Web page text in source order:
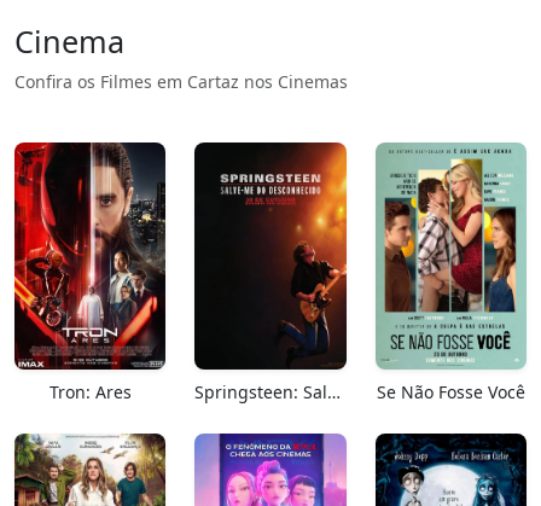
Cinema
Confira os Filmes em Cartaz nos Cinemas
Tron: Ares Springsteen: Salve-me Do Desconhecido Se Não Fosse Você